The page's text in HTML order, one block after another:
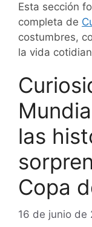
Esta sección
completa de
costumbres,
la vida
las
Copa
16 de junio de